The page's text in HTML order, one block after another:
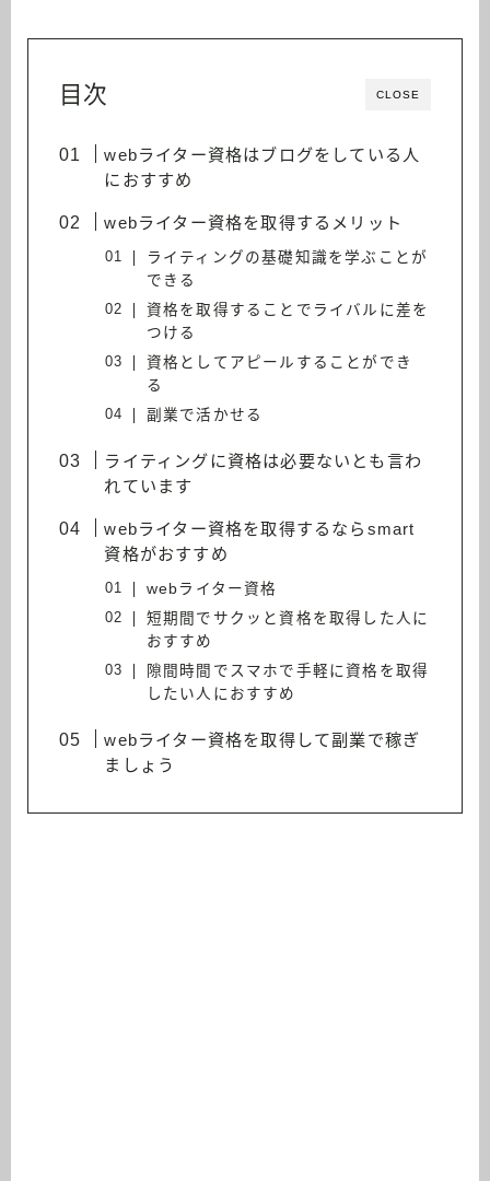
CLOSE
目次
webライター資格はブログをしている人
におすすめ
webライター資格を取得するメリット
ライティングの基礎知識を学ぶことが
できる
資格を取得することでライバルに差を
つける
資格としてアピールすることができ
る
副業で活かせる
ライティングに資格は必要ないとも言わ
れています
webライター資格を取得するならsmart
資格がおすすめ
webライター資格
短期間でサクッと資格を取得した人に
おすすめ
隙間時間でスマホで手軽に資格を取得
したい人におすすめ
webライター資格を取得して副業で稼ぎ
ましょう